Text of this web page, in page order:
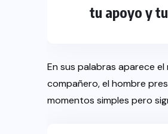
tu apoyo y
En sus palabras aparece el
compañero, el hombre
momentos simples pero